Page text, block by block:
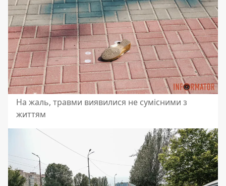
На жаль, травми виявилися не сумісними з
життям